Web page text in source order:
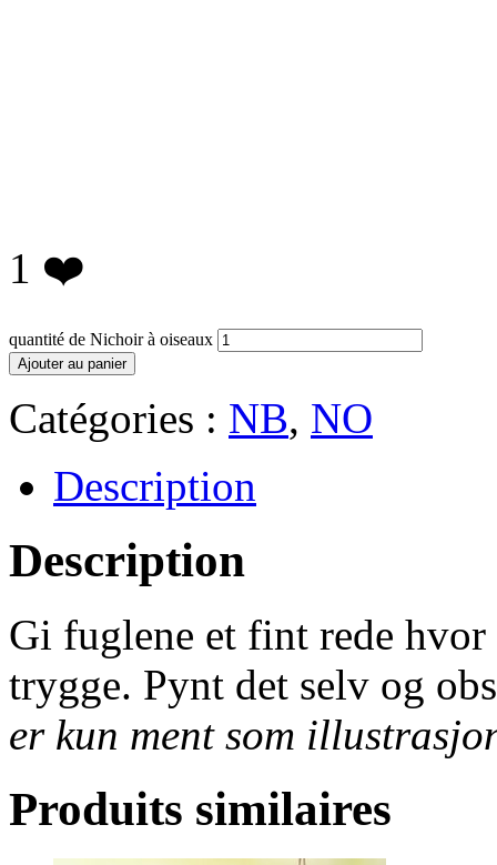
1 ❤️
quantité de Nichoir à oiseaux
Ajouter au panier
Catégories : NB, NO
Description
Description
Gi fuglene et fint rede hvor
trygge. Pynt det selv og
er kun ment som
Produits similaires